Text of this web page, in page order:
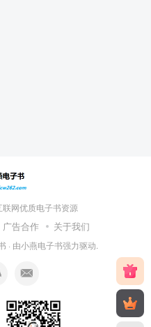
网优质电子书资源
广告合作 关于我们
· 由小燕电子书强力驱动.